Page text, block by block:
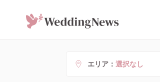
エリア 選択なし